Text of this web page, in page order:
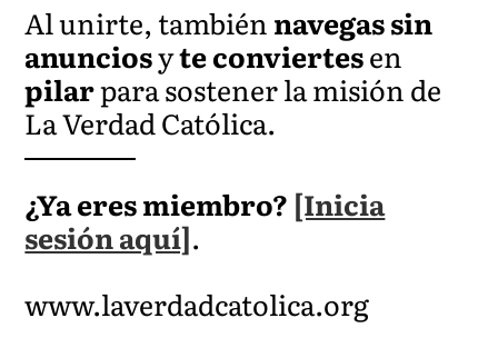
Al unirte, tambiénnavegas sin
anunciosyte conviertesen
pilarpara sostener la misión de
La Verdad Católica.
¿Ya eres miembro? [Inicia
sesión aquí].
www.laverdadcatolica.org